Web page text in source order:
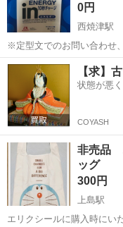
0円
西焼津駅
※定型文でのお問い合わせ
でご了承下さい 森永製菓「inゼリー」のパッケージデザインを模し
た、非売品のオリジナルレジャ
800×1250mm 実際のパッケ
静岡 焼津市 西焼津
【求】
状態が悪
COYASH
非売品
ッグ
300円
上島駅
エリクシールに購入時にい